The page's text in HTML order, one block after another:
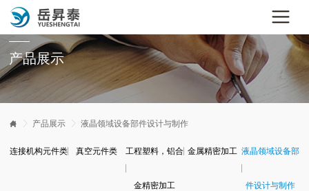
产品展示
  产品展示  液晶领域设备部件设计与制作
连接机构元件类 真空元件类 工程塑料，铝合
金精密加工
金属精密加工 液晶领域设备部
件设计与制作